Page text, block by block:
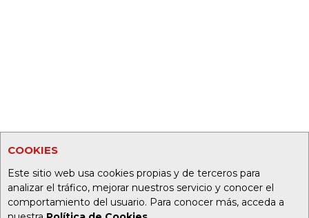
COOKIES
Este sitio web usa cookies propias y de terceros para
analizar el tráfico, mejorar nuestros servicio y conocer el
comportamiento del usuario. Para conocer más, acceda a